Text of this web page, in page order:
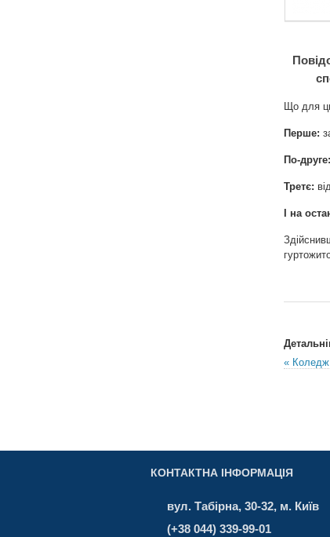
Що для
Перше:
По-друге:
Третє:
І на
« Коледж
КОНТАКТНА ІНФОРМАЦІЯ
вул. Табірна, 30-32, м. Київ
(+38 044) 339-99-01